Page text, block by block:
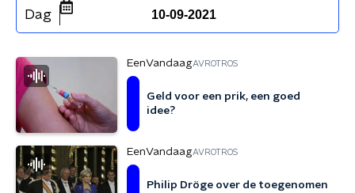
Dag 10-09-2021
EenVandaagAVROTROS
Geld voor een prik, een goed
idee?
EenVandaagAVROTROS
Philip Dröge over de toegenomen